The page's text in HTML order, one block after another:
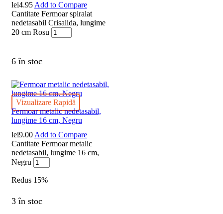
lei4.95 Add to Compare
Cantitate Fermoar spiralat
nedetasabil Crisalida, lungime
20 cm Rosu
6 în stoc
Vizualizare Rapidă
Fermoar metalic nedetasabil,
lungime 16 cm, Negru
lei9.00 Add to Compare
Cantitate Fermoar metalic
nedetasabil, lungime 16 cm,
Negru
Redus 15%
3 în stoc